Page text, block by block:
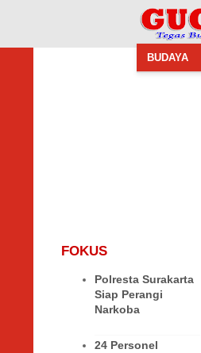
BUDAYA
FOKUS
Polresta Surakarta
Siap Perangi
Narkoba
24 Personel